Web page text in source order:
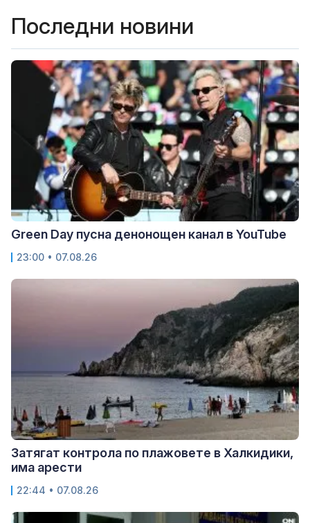
Последни новини
Green Day пусна денонощен канал в YouTube
23:00 • 07.08.26
Затягат контрола по плажовете в Халкидики,
има арести
22:44 • 07.08.26